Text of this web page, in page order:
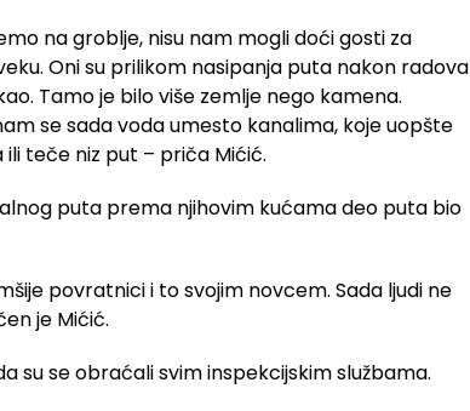
na groblje, nisu nam mogli doći gosti za
Oni su prilikom nasipanja puta nakon radova
Tamo je bilo više zemlje nego kamena.
se sada voda umesto kanalima, koje uopšte
teče niz put – priča Mićić.
puta prema njihovim kućama deo puta bio
povratnici i to svojim novcem. Sada ljudi ne
je Mićić.
su se obraćali svim inspekcijskim službama.